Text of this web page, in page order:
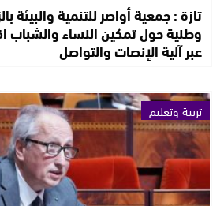
تازة : جمعية أواصر للتنمية والبيئة
وطنية حول تمكين النساء والشباب
عبر آلية الإنصات والتواصل
تربية وتعليم